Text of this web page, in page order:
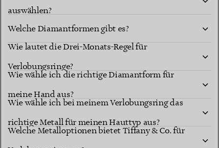
auswählen?
berühmten Fassungen
Welche Diamantformen gibt es?
Diamantformen
Wie lautet die Drei-Monats-Regel für
Verlobungsringe?
Wie wähle ich die richtige Diamantform für
meine Hand aus?
Wie wähle ich bei meinem Verlobungsring das
richtige Metall für meinen Hauttyp aus?
Welche Metalloptionen bietet Tiffany & Co. für